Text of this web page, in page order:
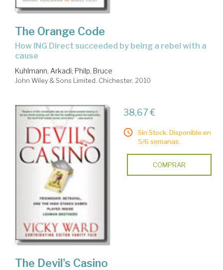
The Orange Code
how ING Direct succeeded by being a rebel with a
cause
Kuhlmann, Arkadi; Philp, Bruce
John Wiley & Sons Limited. Chichester, 2010
38,67 €
Sin Stock. Disponible en
5/6 semanas.
COMPRAR
The Devil's Casino